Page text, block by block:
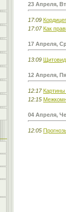
23 Апреля,
17:09
17:07 Как
17 Апреля,
13:09
12 Апреля,
12:17 Картины
12:15
04 Апреля,
12:05